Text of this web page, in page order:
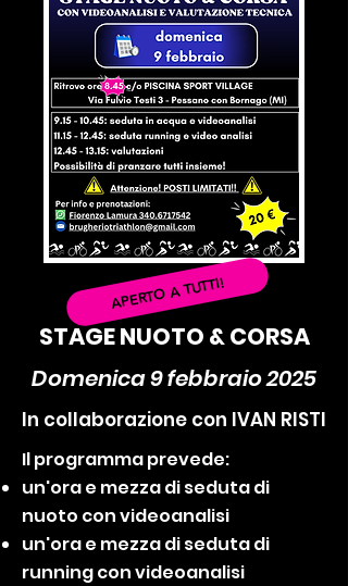
APERTO A TUTTI!
STAGE NUOTO & CORSA
Domenica 9 febbraio 2025
In collaborazione con IVAN RISTI
Il programma prevede:
un'ora e mezza di seduta di
nuoto con videoanalisi
un'ora e mezza di seduta di
running con videoanalisi